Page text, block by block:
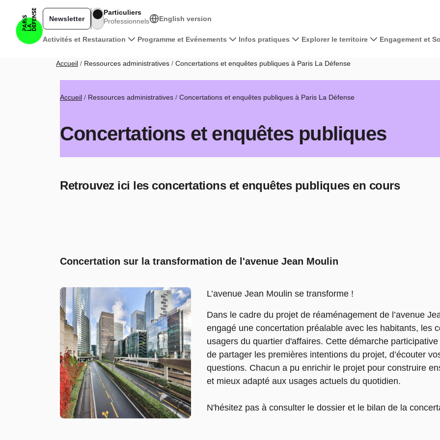
Navigation principale
Activités et Restauration Programme et Evénements Infos pratiques Explorer le territoire Engagement et
Newsletter
Particuliers
Professionnels
English version
Fil d'Ariane
Accueil Ressources administratives Concertations et enquêtes publiques à Paris La Défense
Fil d'Ariane
Accueil Ressources administratives Concertations et enquêtes publiques à Paris La Défense
Concertations et enquêtes publiques
Retrouvez ici les concertations et enquêtes publiques en cours
Concertation sur la transformation de l'avenue Jean Moulin
L’avenue Jean Moulin se transforme !
Dans le cadre du projet de réaménagement de l’avenue
engagé une concertation préalable avec les habitants, les
usagers du quartier d'affaires. Cette démarche
de partager les premières intentions du projet, d’écouter
questions. Chacun a pu enrichir le projet pour construire
et mieux adapté aux usages actuels du quotidien.
N'hésitez pas à consulter le dossier et le bilan de la